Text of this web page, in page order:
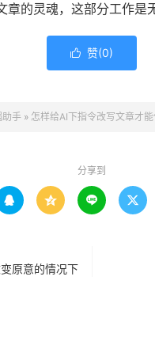
的灵魂，这部分工作是
 赞(0)
助手» 怎样给AI下指令改写文章才
分享到
   
原意的情况下